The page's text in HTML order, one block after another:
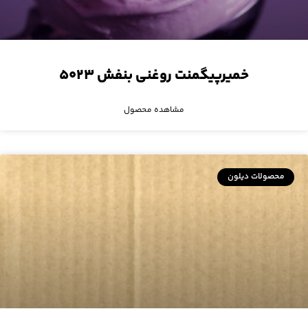
خمیرپیگمنت روغنی بنفش ۵۰۲۳
مشاهده محصول
محصولات دیلون